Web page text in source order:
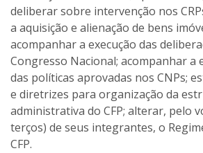
deliberar sobre intervenção nos
a aquisição e alienação de bens
acompanhar a execução das
Congresso Nacional; acompanhar a
das políticas aprovadas nos CNPs;
e diretrizes para organização da
administrativa do CFP; alterar, pelo
terços) de seus integrantes, o
CFP.